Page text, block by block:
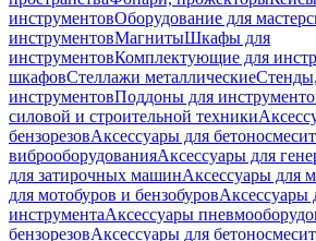
инструментовОборудование для
инструментовМагнитыШкафы для
инструментовКомплектующие для
шкафовСтеллажи металлические
инструментовПоддоны для
силовой и строительной техники
бензорезовАксессуары для
виброоборудованияАксессуары для
для затирочных машинАксессуары для
для мотобуров и бензобуровАксессуары
инструментаАксессуары
бензорезовАксессуары для